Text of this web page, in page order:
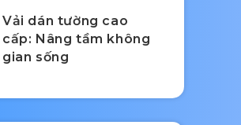
Vải dán tường cao
cấp: Nâng tầm không
gian sống